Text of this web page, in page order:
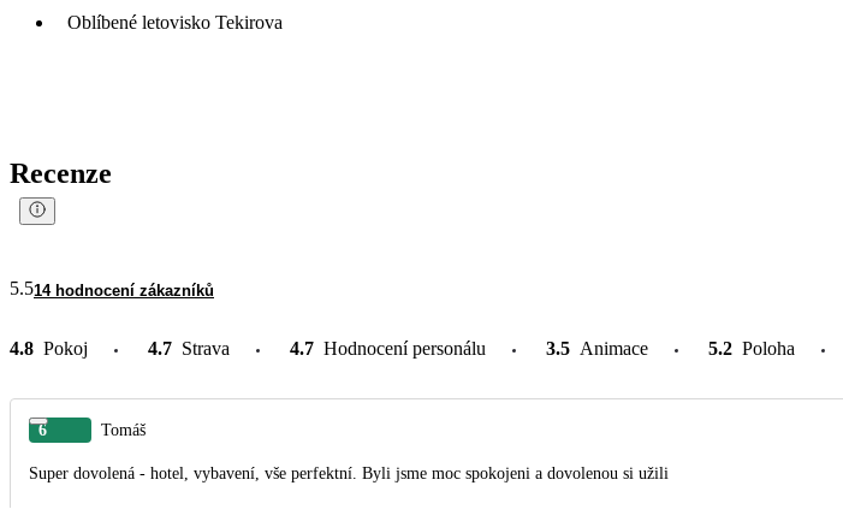
Oblíbené letovisko Tekirova
Recenze
5.514 hodnocení zákazníků
4.8 Pokoj 4.7 Strava 4.7 Hodnocení personálu 3.5 Animace 5.2 Poloha
6 Tomáš
Super dovolená - hotel, vybavení, vše perfektní. Byli jsme moc spokojeni a dovolenou si užili